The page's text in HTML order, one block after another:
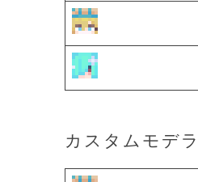
カスタムモデ